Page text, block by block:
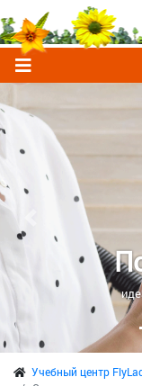
Учебный центр